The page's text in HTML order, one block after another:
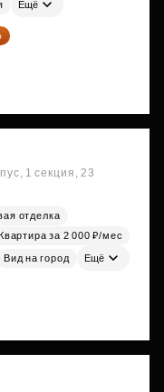
Ещё
1 секция, 23
отделка
Квартира за 2 000 ₽/мес
Вид на город Ещё